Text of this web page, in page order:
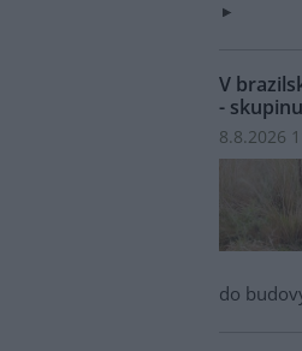
V
-
8.8.2026
do